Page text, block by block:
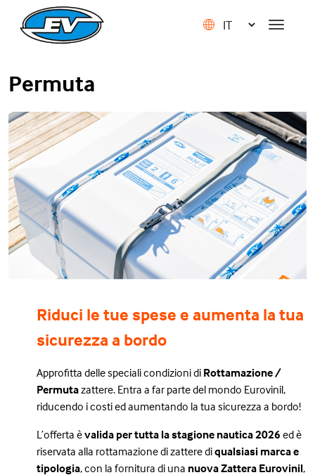
Permuta
Riduci le tue spese e aumenta la tua
sicurezza a bordo
Approfitta delle speciali condizioni di Rottamazione /
Permutazattere. Entra a far parte del mondo Eurovinil,
riducendo i costi ed aumentando la tua sicurezza a bordo!
L’offerta èvalida per tutta la stagione nautica 2026 ed è
riservata alla rottamazione di zattere diqualsiasi marca e
tipologia, con la fornitura di una nuova Zattera Eurovinil,